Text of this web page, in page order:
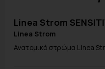
Linea Strom
Linea Strom
Ανατομικό στρώμα Linea